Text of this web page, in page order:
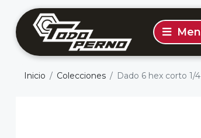
Inicio Colecciones Dado 6 hex corto 1/4